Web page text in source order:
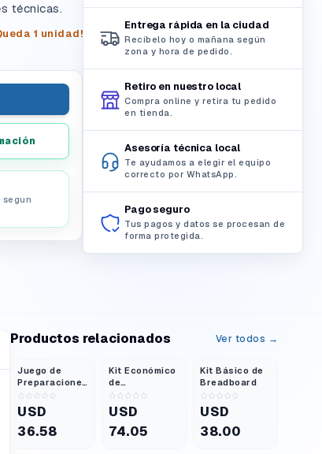
técnicas.
1 unidad!
Entrega rápida en la ciudad
Recíbelo hoy o mañana según
zona y hora de pedido.
Retiro en nuestro local
Compra online y retira tu pedido
en tienda.
Asesoría técnica local
Te ayudamos a elegir el equipo
correcto por WhatsApp.
Pago seguro
Tus pagos y datos se procesan de
forma protegida.
Productos relacionados Ver todos →
Juego de
Preparaciones
Microscópicas
- Anatomía
Vegetal
Básica Set de
USD
36.58
Kit Económico
de
Magnetismo
USD
74.05
Kit Básico de
Breadboard
USD
38.00